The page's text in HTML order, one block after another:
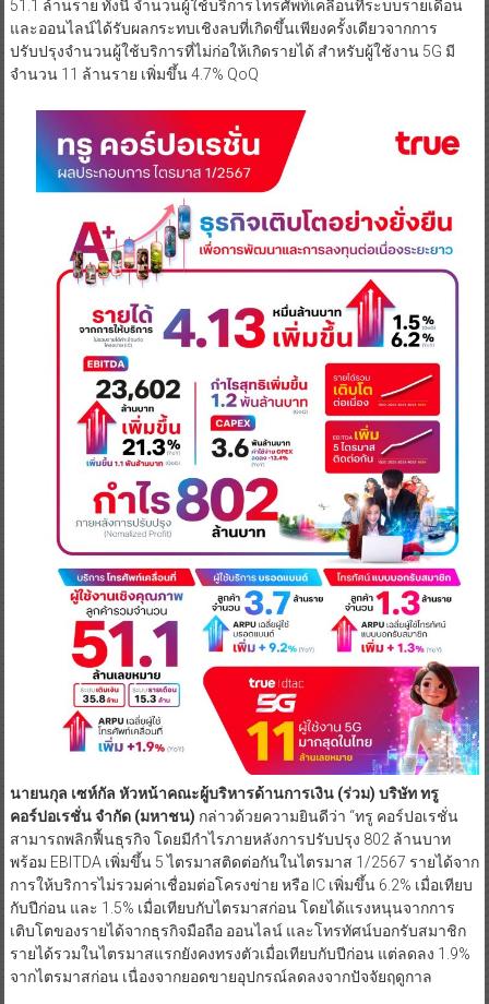
51.1 ล้านราย ทั้งนี้ จำนวนผู้ใช้บริการโทรศัพท์เคลื่อนที่ระบบรายเดือน
และออนไลน์ได้รับผลกระทบเชิงลบที่เกิดขึ้นเพียงครั้งเดียวจากการ
ปรับปรุงจำนวนผู้ใช้บริการที่ไม่ก่อให้เกิดรายได้ สำหรับผู้ใช้งาน 5G มี
จำนวน 11 ล้านราย เพิ่มขึ้น 4.7% QoQ
นายนกุล เซห์กัล หัวหน้าคณะผู้บริหารด้านการเงิน(ร่วม) บริษัท ทรู
คอร์ปอเรชั่น จำกัด (มหาชน) กล่าวด้วยความยินดีว่า “ทรู คอร์ปอเรชั่น
สามารถพลิกฟื้นธุรกิจ โดยมีกำไรภายหลังการปรับปรุง 802 ล้านบาท
พร้อม EBITDA เพิ่มขึ้น 5 ไตรมาสติดต่อกันในไตรมาส 1/2567 รายได้จาก
การให้บริการไม่รวมค่าเชื่อมต่อโครงข่าย หรือ IC เพิ่มขึ้น 6.2% เมื่อเทียบ
กับปีก่อน และ 1.5% เมื่อเทียบกับไตรมาสก่อน โดยได้แรงหนุนจากการ
เติบโตของรายได้จากธุรกิจมือถือ ออนไลน์ และโทรทัศน์บอกรับสมาชิก
รายได้รวมในไตรมาสแรกยังคงทรงตัวเมื่อเทียบกับปีก่อน แต่ลดลง 1.9%
จากไตรมาสก่อน เนื่องจากยอดขายอุปกรณ์ลดลงจากปัจจัยฤดูกาล